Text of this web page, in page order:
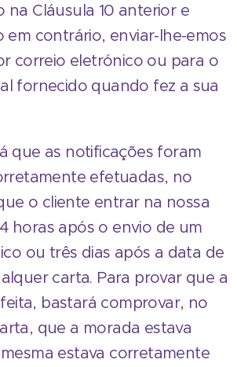
na Cláusula 10 anterior e
em contrário, enviar-lhe-emos
correio eletrónico ou para o
fornecido quando fez a sua
que as notificações foram
efetuadas, no
o cliente entrar na nossa
horas após o envio de um
ou três dias após a data de
carta. Para provar que a
bastará comprovar, no
que a morada estava
estava corretamente